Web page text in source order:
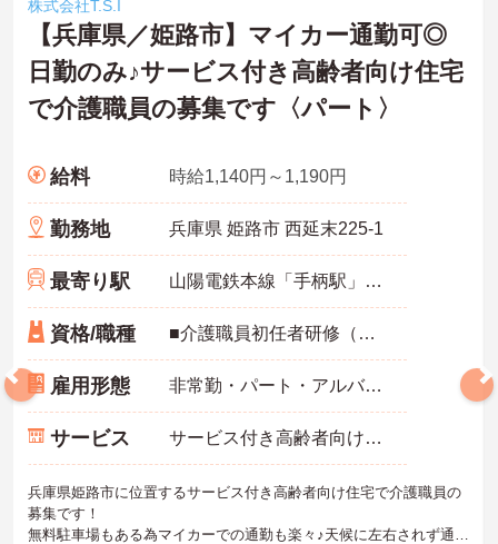
株式会社T.S.I
【兵庫県／姫路市】マイカー通勤可◎
日勤のみ♪サービス付き高齢者向け住宅
で介護職員の募集です〈パート〉
給料 時給1,140円～1,190円
勤務地 兵庫県 姫路市 西延末225-1
最寄り駅 山陽電鉄本線「手柄駅」徒歩13分
資格/職種 ■介護職員初任者研修（ヘルパー2級）以上必須 ■経験必須
雇用形態 非常勤・パート・アルバイト
サービス サービス付き高齢者向け住宅（サ高住）
兵庫県姫路市に位置するサービス付き高齢者向け住宅で介護職員の
募集です！
無料駐車場もある為マイカーでの通勤も楽々♪天候に左右されず通勤